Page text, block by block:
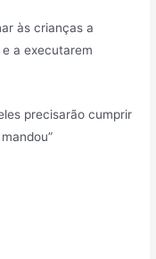
às crianças a
a executarem
precisarão cumprir